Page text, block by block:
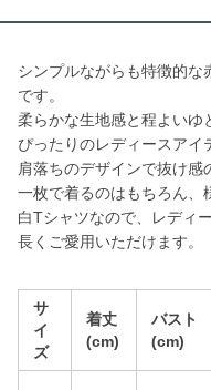
シンプルながらも特徴的な
です。
柔らかな生地感と程よいゆ
ぴったりのレディースアイ
肩落ちのデザインで抜け感
一枚で着るのはもちろん、
白Tシャツなので、レディ
長くご愛用いただけます。
サ
イ
ズ
着丈
(cm)
バスト
(cm)